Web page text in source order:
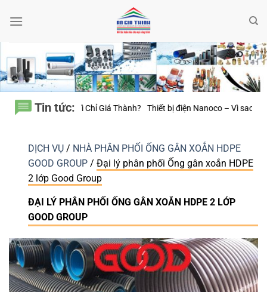
qua
Tin tức:
– Vì sao những công trình bền vững luôn chú trọng từng thiết bị
DỊCH VỤ / NHÀ PHÂN PHỐI ỐNG GÂN XOẮN HDPE
GOOD GROUP / Đại lý phân phối Ống gân xoắn HDPE
2 lớp Good Group
ĐẠI LÝ PHÂN PHỐI ỐNG GÂN XOẮN HDPE 2 LỚP
GOOD GROUP